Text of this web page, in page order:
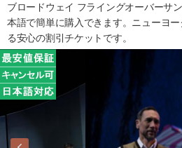
ブロードウェイ フライングオーバーサ
本語で簡単に購入できます。ニューヨ
る安心の割引チケットです。